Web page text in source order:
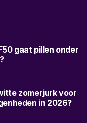
gaat pillen onder
zomerjurk voor
in 2026?